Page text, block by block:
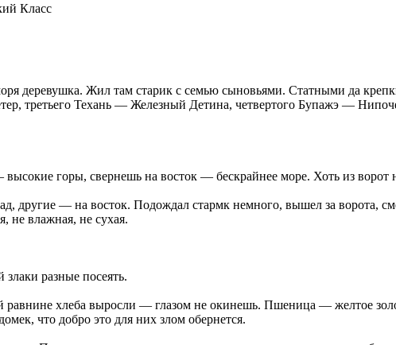
Класс
деревушка. Жил там старик с семью сыновьями. Статными да
третьего Техань — Железный Детина, четвертого Бупажэ —
горы, свернешь на восток — бескрайнее море. Хоть из
другие — на восток. Подождал стармк немного, вышел за ворота,
не влажная, не сухая.
разные посеять.
равнине хлеба выросли — глазом не окинешь. Пшеница — желтое
что добро это для них злом обернется.